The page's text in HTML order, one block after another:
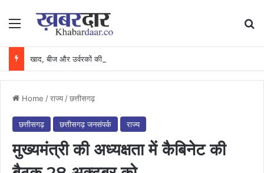
Menu
Home /राज्य /छत्तीसगढ़
छत्तीसगढ़ छत्तीसगढ़ जनसंपर्क राज्य
मुख्यमंत्री की अध्यक्षता में कैबिनेट की